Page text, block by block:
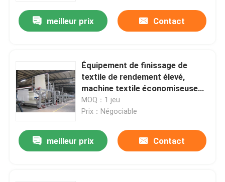
machine de stenter de textile
Machine de finissage de textile
Machine d'impression rotatoire d'écran
Machine de vapeur de boucle
meilleur prix Contact
Équipement de finissage de
textile de rendement élevé,
machine textile économiseuse
d'énergie de Stenter
MOQ：1 jeu
Prix：Négociable
meilleur prix Contact